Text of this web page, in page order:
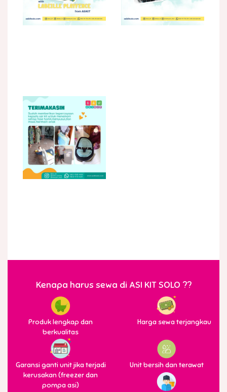
Kenapa harus sewa di ASI KIT SOLO ??
Produk lengkap dan
berkualitas
Harga sewa terjangkau
Garansi ganti unit jika terjadi
kerusakan (freezer dan
pompa asi)
Unit bersih dan terawat